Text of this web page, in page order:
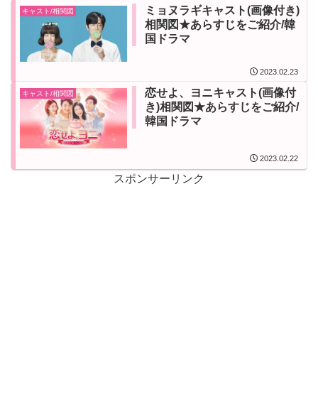
キャスト/相関図
ミョヌラギキャスト(画像付き)
相関図★あらすじをご紹介/韓
国ドラマ
2023.02.23
キャスト/相関図
恋せよ、ヨニキャスト(画像付
き)相関図★あらすじをご紹介/
韓国ドラマ
2023.02.22
スポンサーリンク